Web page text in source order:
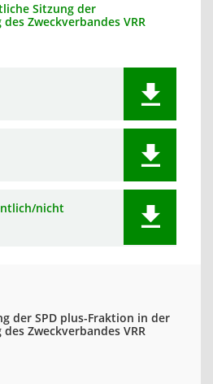
Sitzung der
Zweckverbandes VRR
nicht
der SPD plus-Fraktion in der
Zweckverbandes VRR